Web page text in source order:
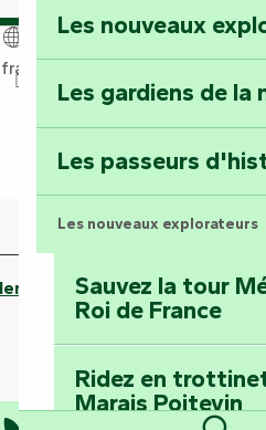
Faymoreau :
épopée minière
Terre d’étoiles :
Les nouveaux
Les gardiens de la
Les passeurs
Les nouveaux explorateurs
Sauvez la tour
Roi de France
Ridez en
Marais Poitevin
vendee.com
une erreur